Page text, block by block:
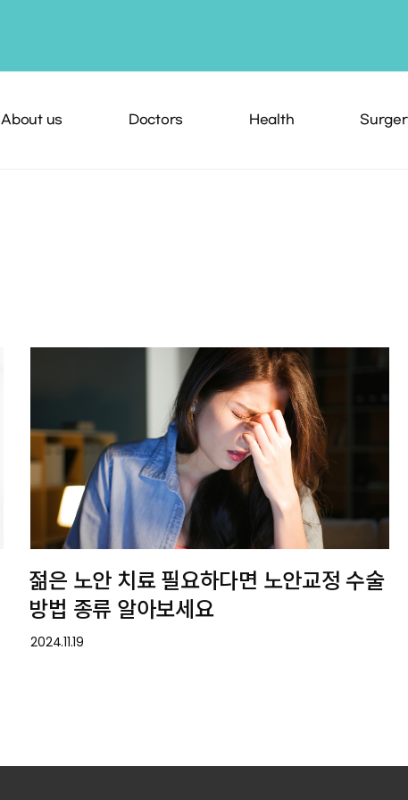
About us Doctors Health
젊은 노안 치료 필요하다면 노안교정 수술
방법 종류 알아보세요
2024.11.19